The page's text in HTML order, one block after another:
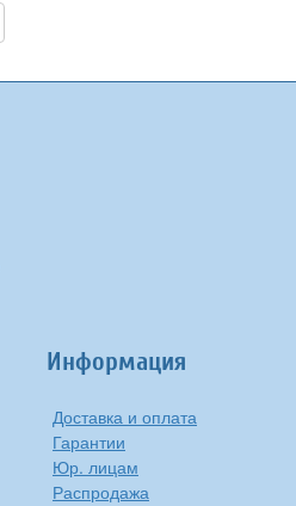
Информация
Доставка и оплата
Гарантии
Юр. лицам
Распродажа